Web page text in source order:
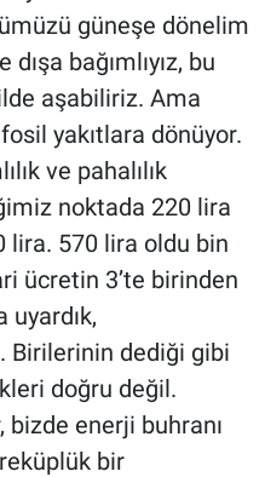
güneşe dönelim
bağımlıyız, bu
aşabiliriz. Ama
yakıtlara dönüyor.
ve pahalılık
noktada 220 lira
lira. 570 lira oldu bin
ücretin 3’te birinden
Birilerinin dediği gibi
doğru değil.
bizde enerji buhranı
bir